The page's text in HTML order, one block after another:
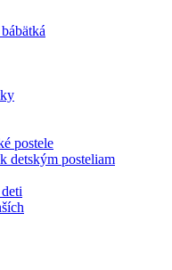
postele
detským posteliam